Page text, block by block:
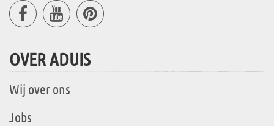
OVER ADUIS
Wij over ons
Jobs